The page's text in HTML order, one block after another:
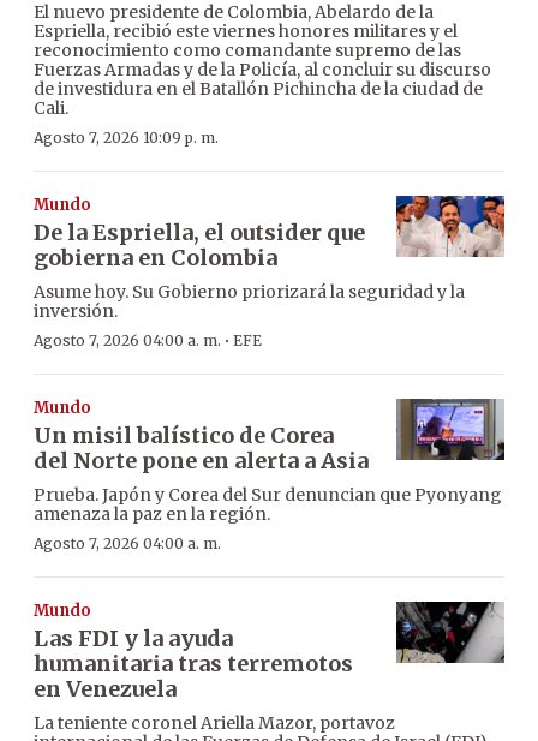
El nuevo presidente de Colombia, Abelardo de la
Espriella, recibió este viernes honores militares y el
reconocimiento como comandante supremo de las
Fuerzas Armadas y de la Policía, al concluir su discurso
de investidura en el Batallón Pichincha de la ciudad de
Cali.
Agosto 7, 2026 10:09 p. m.
Mundo
De la Espriella, el outsider que
gobierna en Colombia
Asume hoy. Su Gobierno priorizará la seguridad y la
inversión.
Agosto 7, 2026 04:00 a. m. · EFE
Mundo
Un misil balístico de Corea
del Norte pone en alerta a Asia
Prueba. Japón y Corea del Sur denuncian que Pyonyang
amenaza la paz en la región.
Agosto 7, 2026 04:00 a. m.
Mundo
Las FDI y la ayuda
humanitaria tras terremotos
en Venezuela
La teniente coronel Ariella Mazor, portavoz